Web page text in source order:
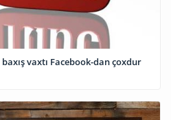
vaxtı Facebook-dan çoxdur